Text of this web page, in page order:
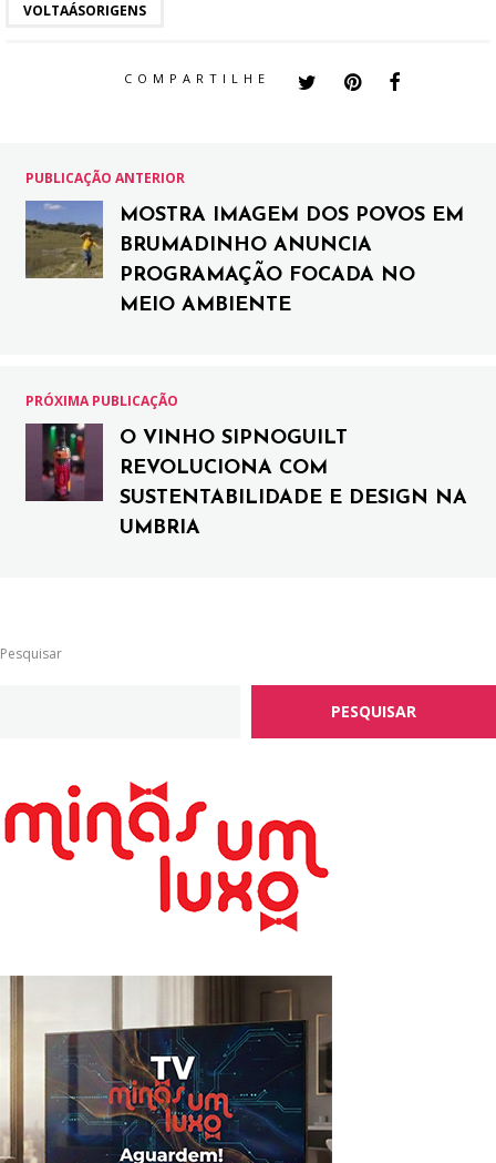
VOLTAÁSORIGENS
COMPARTILHE
PUBLICAÇÃO ANTERIOR
MOSTRA IMAGEM DOS POVOS EM
BRUMADINHO ANUNCIA
PROGRAMAÇÃO FOCADA NO
MEIO AMBIENTE
PRÓXIMA PUBLICAÇÃO
O VINHO SIPNOGUILT
REVOLUCIONA COM
SUSTENTABILIDADE E DESIGN NA
UMBRIA
Pesquisar
PESQUISAR